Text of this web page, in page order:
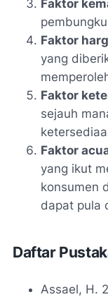
Faktor
Faktor
yang
Faktor
sejauh
Faktor
yang ikut
konsumen
dapat pula
Daftar
Assael, H.